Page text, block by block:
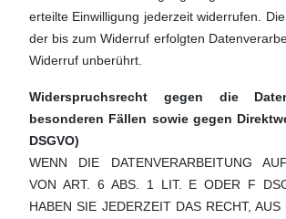
erteilte Einwilligung jederzeit widerrufen.
der bis zum Widerruf erfolgten
Widerruf unberührt.
Widerspruchsrecht gegen die
besonderen Fällen sowie gegen
DSGVO)
WENN DIE DATENVERARBEITUNG
VON ART. 6 ABS. 1 LIT. E ODER F
HABEN SIE JEDERZEIT DAS RECHT,